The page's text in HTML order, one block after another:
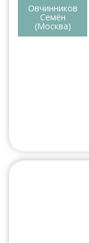
Овчинников
Семён
(Москва)